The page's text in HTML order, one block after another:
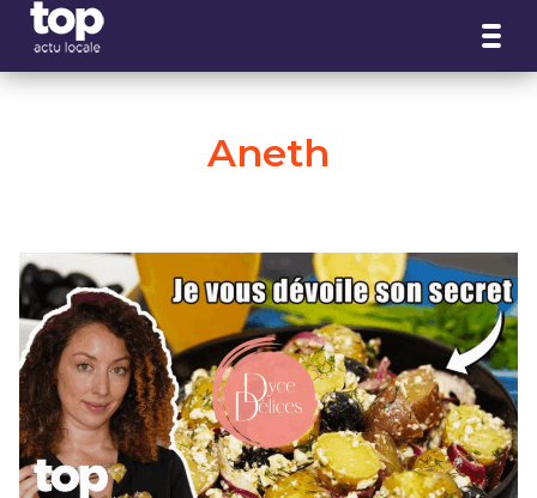
Aneth
Panneau de gestion des cookies